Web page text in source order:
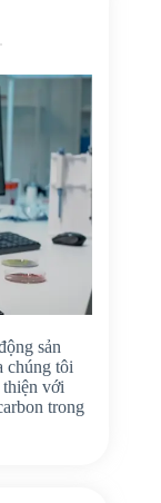
sản
chúng tôi
thiện với
trong